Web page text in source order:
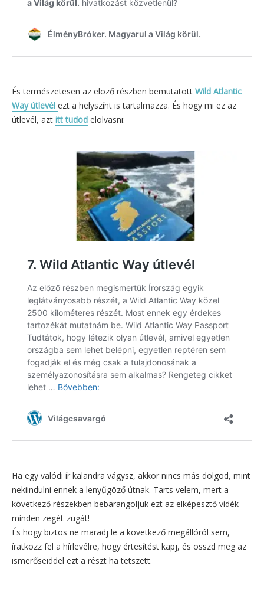
És természetesen az elöző részben bemutatott Wild Atlantic
Way útlevél ezt a helyszínt is tartalmazza. És hogy mi ez az
útlevél, azt itt tudod elolvasni:
Ha egy valódi ír kalandra vágysz, akkor nincs más dolgod, mint
nekiindulni ennek a lenyűgöző útnak. Tarts velem, mert a
következő részekben bebarangoljuk ezt az elképesztő vidék
minden zegét-zugát!
És hogy biztos ne maradj le a következő megállóról sem,
íratkozz fel a hírlevélre, hogy értesítést kapj, és osszd meg az
ismerőseiddel ezt a részt ha tetszett.